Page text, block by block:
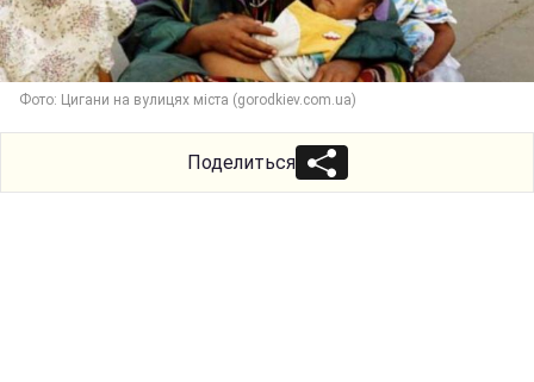
Фото: Цигани на вулицях міста (gorodkiev.com.ua)
Поделиться